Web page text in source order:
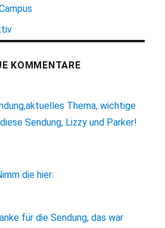
KOMMENTARE
Thema, wichtige
Sendung, Lizzy und Parker!
die hier:
für die Sendung, das war